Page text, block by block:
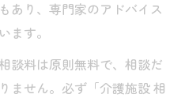
あり、専門家のアドバイス
ます。
談料は原則無料で、相談だ
ません。必ず「介護施設 相